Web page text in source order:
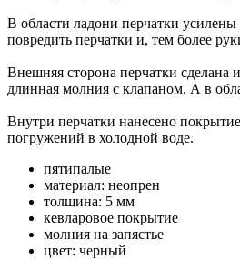
В области ладони перчатки
повредить перчатки и, тем более
Внешняя сторона перчатки сделана
длинная молния с клапаном. А в
Внутри перчатки нанесено
погружений в холодной воде.
пятипалые
материал: неопрен
толщина: 5 мм
кевларовое покрытие
молния на запястье
цвет: черный